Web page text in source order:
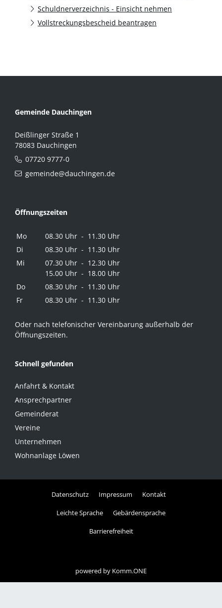
Schuldnerverzeichnis - Einsicht nehmen
Vollstreckungsbescheid beantragen
Gemeinde Dauchingen
Deißlinger Straße 1
78083 Dauchingen
07720 9777-0
gemeinde@dauchingen.de
Öffnungszeiten
Mo
08.30 Uhr - 11.30 Uhr
Di
08.30 Uhr - 11.30 Uhr
Mi
07.30 Uhr - 12.30 Uhr
15.00 Uhr - 18.00 Uhr
Do
08.30 Uhr - 11.30 Uhr
Fr
08.30 Uhr - 11.30 Uhr
Oder nach telefonischer Vereinbarung außerhalb der
Öffnungszeiten.
Schnell gefunden
Anfahrt & Kontakt
Ansprechpartner
Gemeinderat
Vereine
Unternehmen
Wohnanlage Löwen
Datenschutz Impressum Kontakt
Leichte Sprache Gebärdensprache
Barrierefreiheit
powered by Komm.ONE